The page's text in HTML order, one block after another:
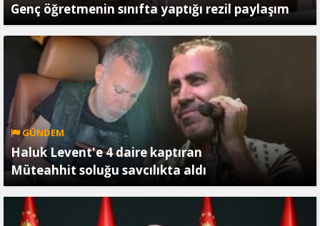
Genç öğretmenin sınıfta yaptığı rezil paylaşım
GÜNDEM
Haluk Levent'e 4 daire kaptıran
Müteahhit soluğu savcılıkta aldı